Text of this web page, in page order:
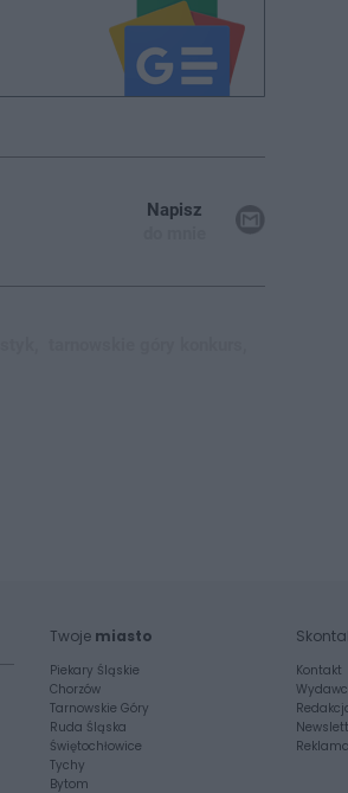
Napisz
Twoje miasto
Piekary Śląskie
Chorzów
Tarnowskie Góry
Ruda Śląska
Świętochłowice
Tychy
Bytom
Kontakt
Reklama